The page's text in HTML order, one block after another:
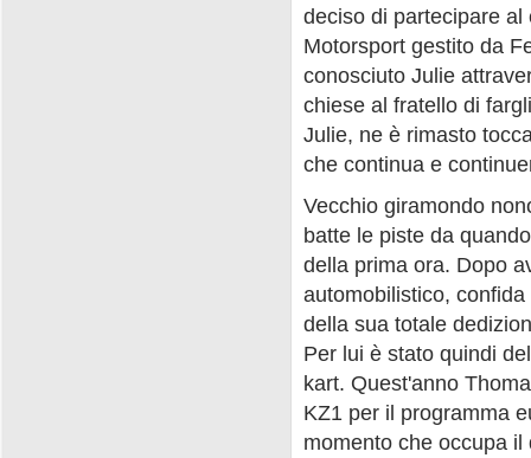
deciso di partecipare
Motorsport gestito da
conosciuto Julie
chiese al fratello di
Julie, ne è rimasto
che continua e
Vecchio giramondo
batte le piste da
della prima ora. Dopo
automobilistico,
della sua totale
Per lui è stato quindi
kart. Quest'anno
KZ1 per il programma
momento che occupa